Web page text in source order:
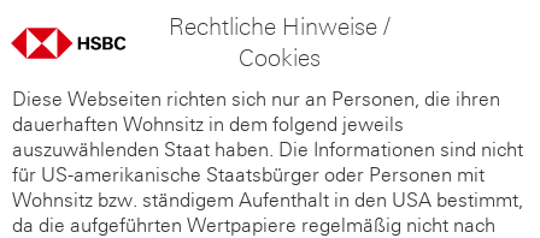
Rechtliche Hinweise /
Cookies
Diese Webseiten richten sich nur an Personen, die ihren
dauerhaften Wohnsitz in dem folgend jeweils
auszuwählenden Staat haben. Die Informationen sind nicht
für US-amerikanische Staatsbürger oder Personen mit
Wohnsitz bzw. ständigem Aufenthalt in den USA bestimmt,
da die aufgeführten Wertpapiere regelmäßig nicht nach